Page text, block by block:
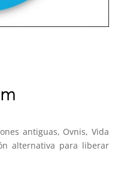
antiguas, Ovnis, Vida
alternativa para liberar